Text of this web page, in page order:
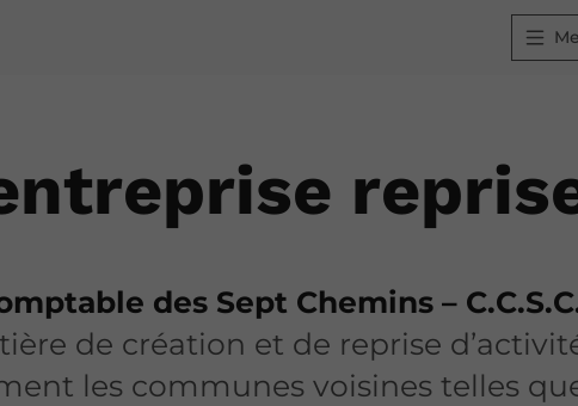
des Sept Chemins –
de création et de reprise
les communes voisines telles